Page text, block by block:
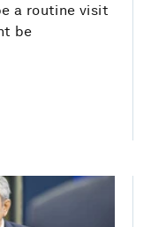
a routine visit
be